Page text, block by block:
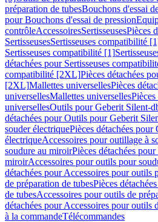
préparation de tubesBouchons d'essai
pour Bouchons d'essai de pression
contrôleAccessoiresSertisseusesPièces
SertisseusesSertisseuses compatibilité
Sertisseuses compatibilité [1]
détachées pour Sertisseuses
compatibilité [2XL]Pièces détachées
[2XL]Mallettes universellesPièces
universellesMallettes universelles
universellesOutils pour Geberit Silent-
détachées pour Outils pour Geberit
souder électriquePièces détachées pour
électriqueAccessoires pour outillage à
soudure au miroirPièces détachées
miroirAccessoires pour outils pour
détachées pour Accessoires pour outils
de préparation de tubesPièces
de tubesAccessoires pour outils de
détachées pour Accessoires pour outils
à la commandeTélécommandes